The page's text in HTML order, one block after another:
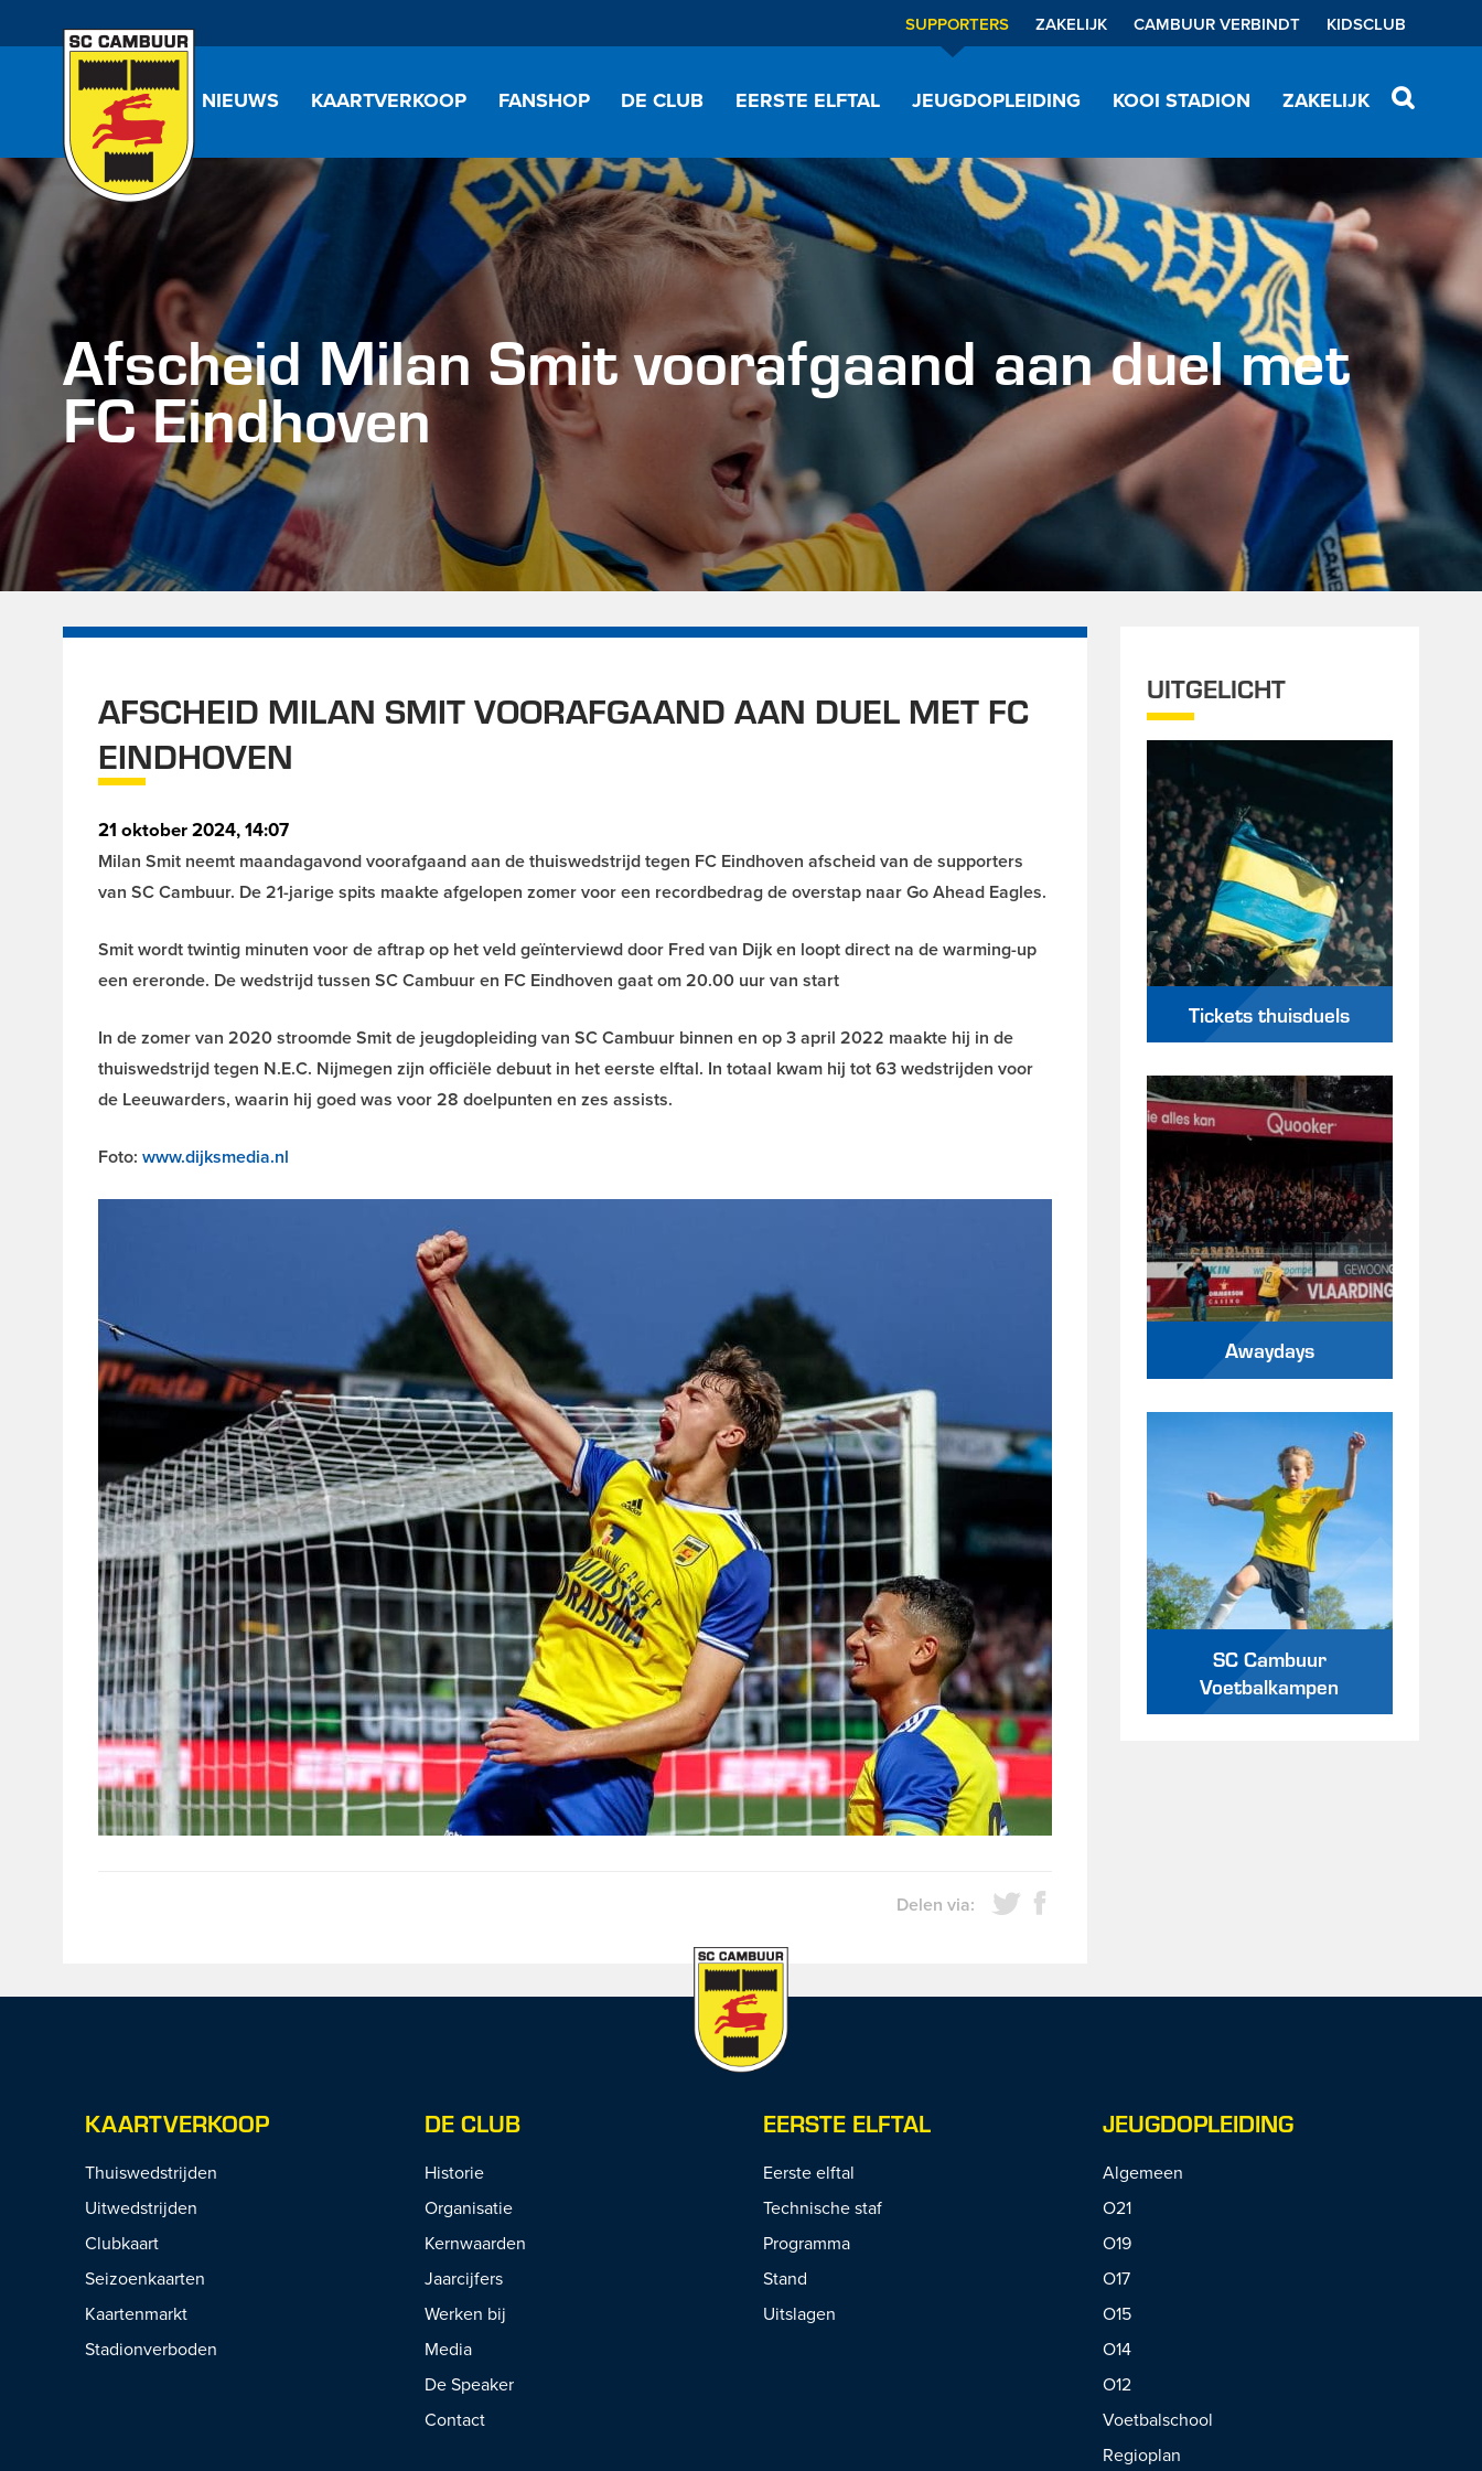
SUPPORTERS ZAKELIJK CAMBUUR VERBINDT KIDSCLUB
NIEUWS KAARTVERKOOP FANSHOP DE CLUB EERSTE ELFTAL JEUGDOPLEIDING KOOI STADION ZAKELIJK
Afscheid Milan Smit voorafgaand aan duel met
FC Eindhoven
AFSCHEID MILAN SMIT VOORAFGAAND AAN DUEL MET FC
EINDHOVEN
21 oktober 2024, 14:07
Milan Smit neemt maandagavond voorafgaand aan de thuiswedstrijd tegen FC Eindhoven afscheid van de supporters
van SC Cambuur. De 21-jarige spits maakte afgelopen zomer voor een recordbedrag de overstap naar Go Ahead Eagles.
Smit wordt twintig minuten voor de aftrap op het veld geïnterviewd door Fred van Dijk en loopt direct na de warming-up
een ereronde. De wedstrijd tussen SC Cambuur en FC Eindhoven gaat om 20.00 uur van start
In de zomer van 2020 stroomde Smit de jeugdopleiding van SC Cambuur binnen en op 3 april 2022 maakte hij in de
thuiswedstrijd tegen N.E.C. Nijmegen zijn officiële debuut in het eerste elftal. In totaal kwam hij tot 63 wedstrijden voor
de Leeuwarders, waarin hij goed was voor 28 doelpunten en zes assists.
Foto: www.dijksmedia.nl
Delen via:
UITGELICHT
Tickets thuisduels
Awaydays
SC Cambuur
Voetbalkampen
KAARTVERKOOP
Thuiswedstrijden
Uitwedstrijden
Clubkaart
Seizoenkaarten
Kaartenmarkt
Stadionverboden
DE CLUB
Historie
Organisatie
Kernwaarden
Jaarcijfers
Werken bij
Media
De Speaker
Contact
EERSTE ELFTAL
Eerste elftal
Technische staf
Programma
Stand
Uitslagen
JEUGDOPLEIDING
Algemeen
O21
O19
O17
O15
O14
O12
Voetbalschool
Regioplan